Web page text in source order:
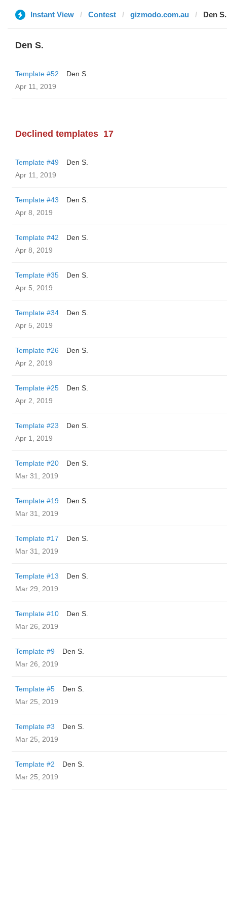
Instant View Contest gizmodo.com.au Den S.
Den S.
Template #52
Den S.
Apr 11, 2019
Declined templates 17
Template #49
Den S.
Apr 11, 2019
Template #43
Den S.
Apr 8, 2019
Template #42
Den S.
Apr 8, 2019
Template #35
Den S.
Apr 5, 2019
Template #34
Den S.
Apr 5, 2019
Template #26
Den S.
Apr 2, 2019
Template #25
Den S.
Apr 2, 2019
Template #23
Den S.
Apr 1, 2019
Template #20
Den S.
Mar 31, 2019
Template #19
Den S.
Mar 31, 2019
Template #17
Den S.
Mar 31, 2019
Template #13
Den S.
Mar 29, 2019
Template #10
Den S.
Mar 26, 2019
Template #9
Den S.
Mar 26, 2019
Template #5
Den S.
Mar 25, 2019
Template #3
Den S.
Mar 25, 2019
Template #2
Den S.
Mar 25, 2019